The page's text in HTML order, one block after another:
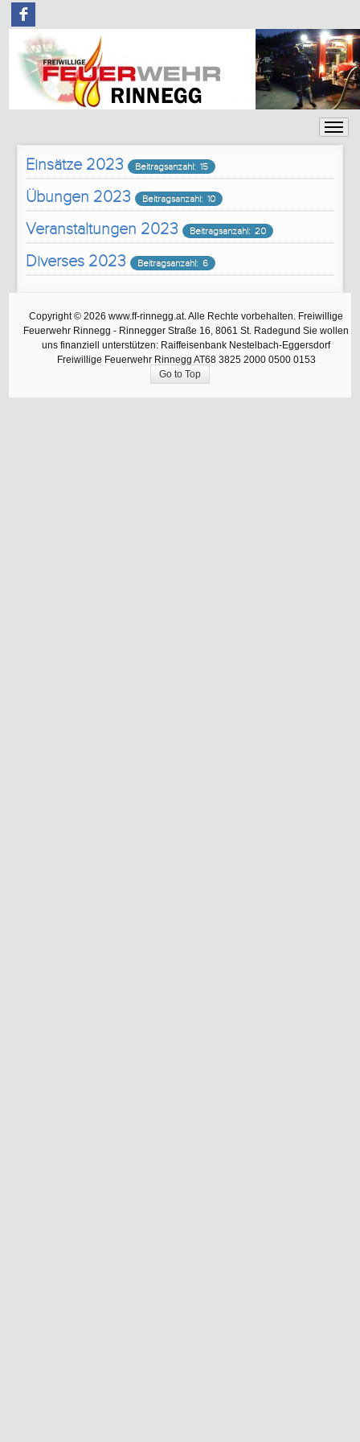
F
Einsätze 2023 Beitragsanzahl: 15
Übungen 2023 Beitragsanzahl: 10
Veranstaltungen 2023 Beitragsanzahl: 20
Diverses 2023 Beitragsanzahl: 6
Copyright © 2026 www.ff-rinnegg.at. Alle Rechte vorbehalten. Freiwillige
Feuerwehr Rinnegg - Rinnegger Straße 16, 8061 St. Radegund Sie wollen
uns finanziell unterstützen: Raiffeisenbank Nestelbach-Eggersdorf
Freiwillige Feuerwehr Rinnegg AT68 3825 2000 0500 0153
Go to Top